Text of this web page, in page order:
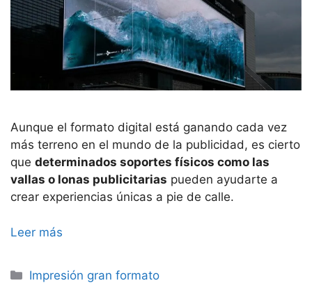
Aunque el formato digital está ganando cada vez
más terreno en el mundo de la publicidad, es cierto
que determinados soportes físicos como las
vallas o lonas publicitarias pueden ayudarte a
crear experiencias únicas a pie de calle.
Leer más
Categorías
Impresión gran formato